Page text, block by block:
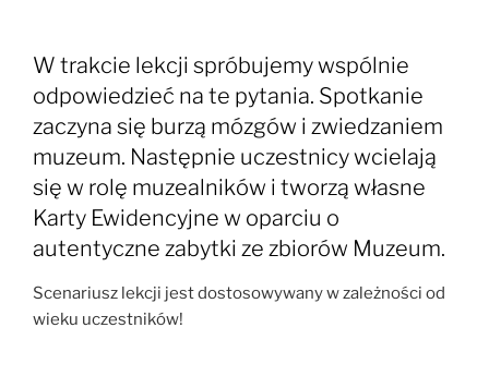
W trakcie lekcji spróbujemy wspólnie
odpowiedzieć na te pytania. Spotkanie
zaczyna się burzą mózgów i zwiedzaniem
muzeum. Następnie uczestnicy wcielają
się w rolę muzealników i tworzą własne
Karty Ewidencyjne w oparciu o
autentyczne zabytki ze zbiorów Muzeum.
Scenariusz lekcji jest dostosowywany w zależności od
wieku uczestników!